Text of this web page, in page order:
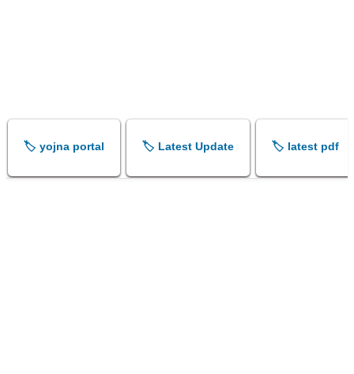
🏷️ yojna portal 🏷️ Latest Update 🏷️ latest pdf